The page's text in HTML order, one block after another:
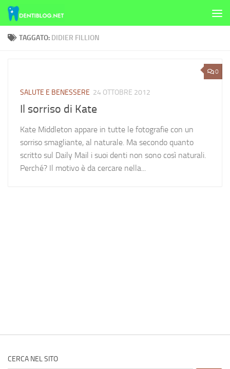
Skip to content
TAGGATO: DIDIER FILLION
0
SALUTE E BENESSERE 24 OTTOBRE 2012
Il sorriso di Kate
Kate Middleton appare in tutte le fotografie con un
sorriso smagliante, al naturale. Ma secondo quanto
scritto sul Daily Mail i suoi denti non sono così naturali.
Perché? Il motivo è da cercare nella...
CERCA NEL SITO